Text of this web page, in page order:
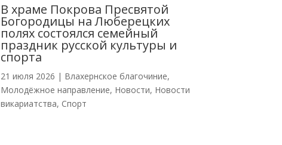
В храме Покрова Пресвятой
Богородицы на Люберецких
полях состоялся семейный
праздник русской культуры и
спорта
21 июля 2026 | Влахернское благочиние,
Молодёжное направление, Новости, Новости
викариатства, Спорт